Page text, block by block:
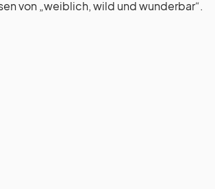
von „weiblich, wild und wunderbar“.